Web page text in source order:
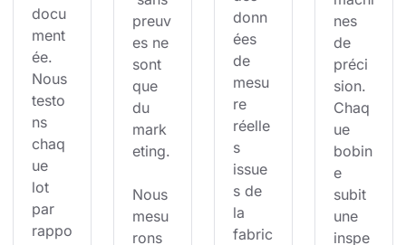
docu
ment
ée.
Nous
testo
ns
chaq
ue
lot
par
rappo
preuv
es ne
sont
que
du
mark
eting.
Nous
mesu
rons
donn
ées
de
mesu
re
réelle
s
issue
s de
la
fabric
nes
de
préci
sion.
Chaq
ue
bobin
e
subit
une
inspe